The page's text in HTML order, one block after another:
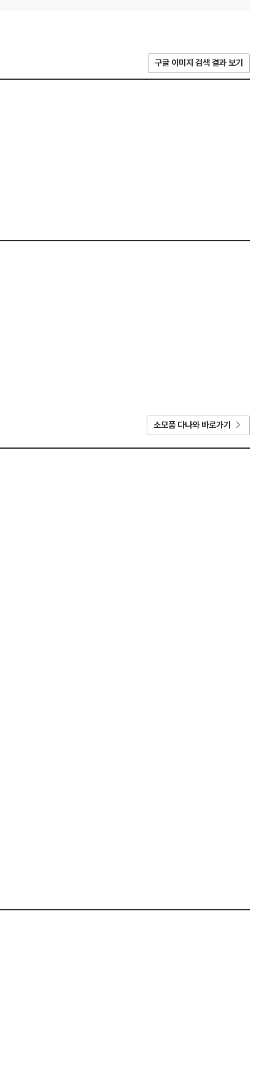
구글 이미지 검색 결과 보기
소모품 다나와 바로가기